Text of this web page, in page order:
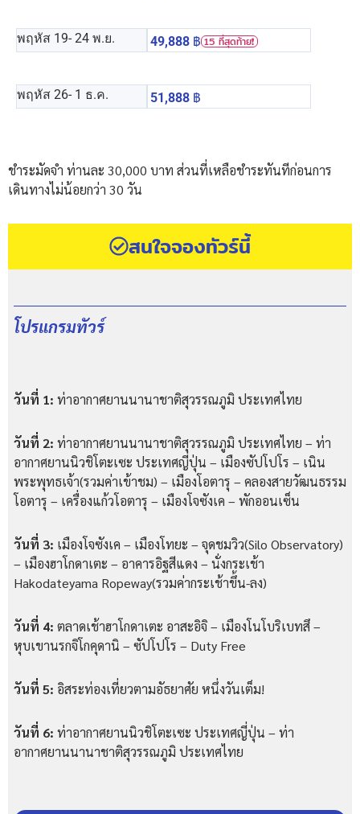
พฤหัส 19- 24 พ.ย. 49,888 ฿ 15 ที่สุดท้าย❗️
พฤหัส 26- 1 ธ.ค. 51,888 ฿
ชำระมัดจำ ท่านละ 30,000 บาท ส่วนที่เหลือชำระทันทีก่อนการ
เดินทางไม่น้อยกว่า 30 วัน
สนใจจองทัวร์นี้
โปรแกรมทัวร์
วันที่ 1: ท่าอากาศยานนานาชาติสุวรรณภูมิ ประเทศไทย
วันที่ 2: ท่าอากาศยานนานาชาติสุวรรณภูมิ ประเทศไทย – ท่า
อากาศยานนิวชิโตะเซะ ประเทศญี่ปุ่น – เมืองซัปโปโร – เนิน
พระพุทธเจ้า(รวมค่าเข้าชม) – เมืองโอตารุ – คลองสายวัฒนธรรม
โอตารุ – เครื่องแก้วโอตารุ – เมืองโจซังเค – พักออนเซ็น
วันที่ 3: เมืองโจซังเค – เมืองโทยะ – จุดชมวิว(Silo Observatory)
– เมืองฮาโกดาเตะ – อาคารอิฐสีแดง – นั่งกระเช้า
Hakodateyama Ropeway(รวมค่ากระเช้าขึ้น-ลง)
วันที่ 4: ตลาดเช้าฮาโกดาเตะ อาสะอิจิ – เมืองโนโบริเบทสึ –
หุบเขานรกจิโกคุดานิ – ซัปโปโร – Duty Free
วันที่ 5: อิสระท่องเที่ยวตามอัธยาศัย หนึ่งวันเต็ม!
วันที่ 6: ท่าอากาศยานนิวชิโตะเซะ ประเทศญี่ปุ่น – ท่า
อากาศยานนานาชาติสุวรรณภูมิ ประเทศไทย